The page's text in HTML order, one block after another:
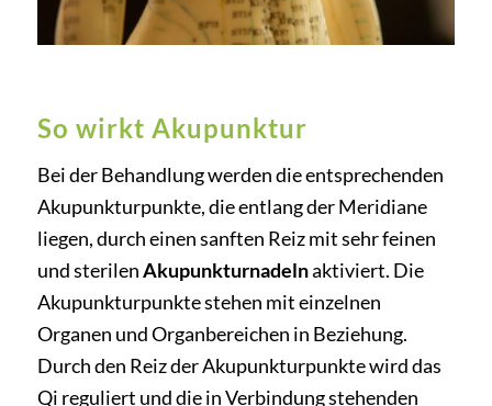
So wirkt Akupunktur
Bei der Behandlung werden die entsprechenden
Akupunkturpunkte, die entlang der Meridiane
liegen, durch einen sanften Reiz mit sehr feinen
und sterilenAkupunkturnadelnaktiviert. Die
Akupunkturpunkte stehen mit einzelnen
Organen und Organbereichen in Beziehung.
Durch den Reiz der Akupunkturpunkte wird das
Qi reguliert und die in Verbindung stehenden